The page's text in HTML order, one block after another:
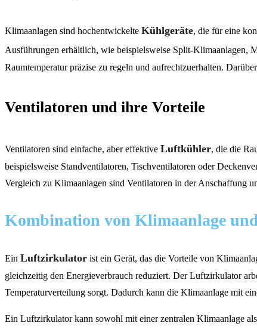
Klimaanlagen sind hochentwickelte Kühlgeräte, die für eine
Ausführungen erhältlich, wie beispielsweise Split-Klimaanlagen,
Raumtemperatur präzise zu regeln und aufrechtzuerhalten.
Ventilatoren und ihre Vorteile
Ventilatoren sind einfache, aber effektive Luftkühler, die die
beispielsweise Standventilatoren, Tischventilatoren oder
Vergleich zu Klimaanlagen sind Ventilatoren in der Anschaffung
Kombination von Klimaanlage
Ein Luftzirkulator ist ein Gerät, das die Vorteile von
gleichzeitig den Energieverbrauch reduziert. Der Luftzirkulator
Temperaturverteilung sorgt. Dadurch kann die Klimaanlage mit
Ein Luftzirkulator kann sowohl mit einer zentralen Klimaanlage